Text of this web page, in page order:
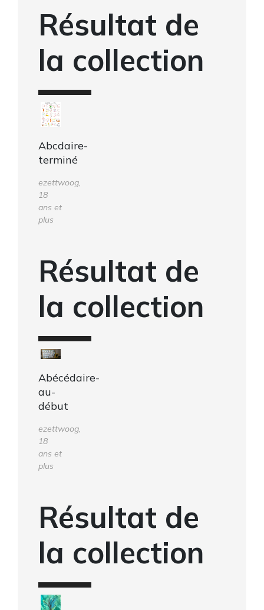
Résultat de
la collection
Abcdaire-
terminé
ezettwoog,
18
ans et
plus
Résultat de
la collection
Abécédaire-
au-
début
ezettwoog,
18
ans et
plus
Résultat de
la collection